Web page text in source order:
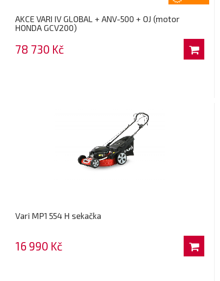
AKCE VARI IV GLOBAL + ANV-500 + OJ (motor
HONDA GCV200)
78 730 Kč
Vari MP1 554 H sekačka
16 990 Kč